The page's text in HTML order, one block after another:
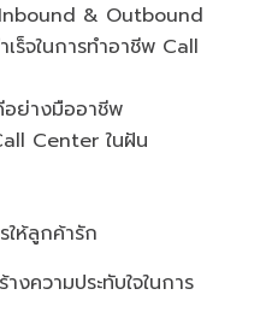
& Outbound
ร็จในการทำอาชีพ Call
ย่างมืออาชีพ
Center ในฝัน
ให้ลูกค้ารัก
ความประทับใจในการ